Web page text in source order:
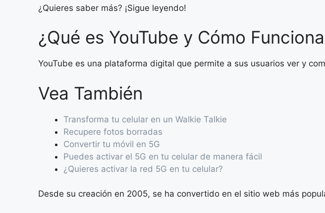
¿Quieres saber más? ¡Sigue leyendo!
¿Qué es YouTube y Cómo
YouTube es una plataforma digital que permite a sus usuarios ver y
Vea También
Transforma tu celular en un Walkie Talkie
Recupere fotos borradas
Convertir tu móvil en 5G
Puedes activar el 5G en tu celular de manera fácil
¿Quieres activar la red 5G en tu celular?
Desde su creación en 2005, se ha convertido en el sitio web más